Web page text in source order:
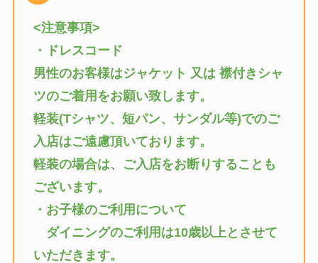
<注意事項>
・ドレスコード
男性のお客様はジャケット 又は 襟付きシャ
ツのご着用をお願い致します。
軽装(Tシャツ、短パン、サンダル等)でのご
入店はご遠慮頂いております。
軽装の場合は、ご入店をお断りすることも
ございます。
・お子様のご利用について
ダイニングのご利用は10歳以上とさせて
いただきます。